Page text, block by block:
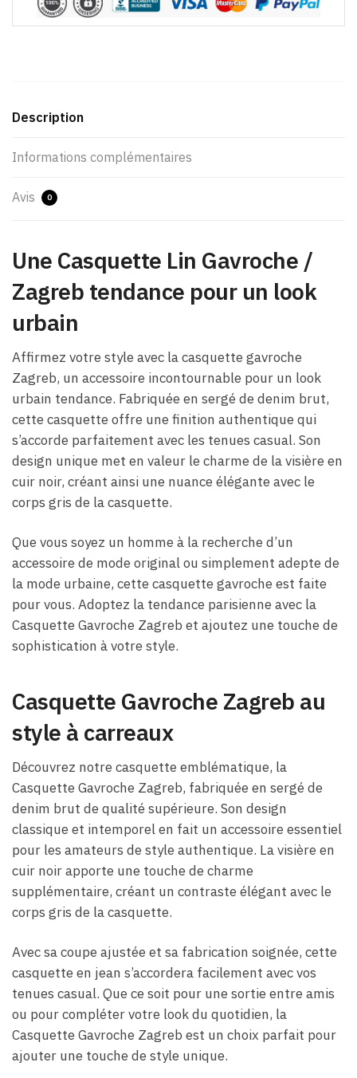
Description
Informations complémentaires
Avis 0
Une Casquette Lin Gavroche /
Zagreb tendance pour un look
urbain
Affirmez votre style avec la casquette gavroche
Zagreb, un accessoire incontournable pour un look
urbain tendance. Fabriquée en sergé de denim brut,
cette casquette offre une finition authentique qui
s’accorde parfaitement avec les tenues casual. Son
design unique met en valeur le charme de la visière en
cuir noir, créant ainsi une nuance élégante avec le
corps gris de la casquette.
Que vous soyez un homme à la recherche d’un
accessoire de mode original ou simplement adepte de
la mode urbaine, cette casquette gavroche est faite
pour vous. Adoptez la tendance parisienne avec la
Casquette Gavroche Zagreb et ajoutez une touche de
sophistication à votre style.
Casquette Gavroche Zagreb au
style à carreaux
Découvrez notre casquette emblématique, la
Casquette Gavroche Zagreb, fabriquée en sergé de
denim brut de qualité supérieure. Son design
classique et intemporel en fait un accessoire essentiel
pour les amateurs de style authentique. La visière en
cuir noir apporte une touche de charme
supplémentaire, créant un contraste élégant avec le
corps gris de la casquette.
Avec sa coupe ajustée et sa fabrication soignée, cette
casquette en jean s’accordera facilement avec vos
tenues casual. Que ce soit pour une sortie entre amis
ou pour compléter votre look du quotidien, la
Casquette Gavroche Zagreb est un choix parfait pour
ajouter une touche de style unique.